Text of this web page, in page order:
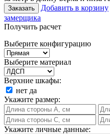
Заказать Добавить в корзину
замерщика
Получить расчет
Выберите конфигурацию
Выберите материал
Верхние шкафы:
нет да
Укажите размер:
Укажите личные данные: